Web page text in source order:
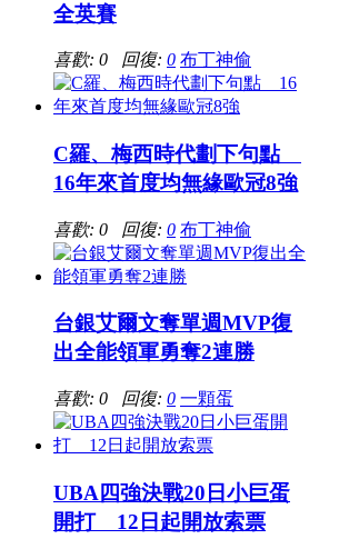
全英賽
喜歡: 0 回復: 0 布丁神偷
C羅、梅西時代劃下句點
16年來首度均無緣歐冠8強
喜歡: 0 回復: 0 布丁神偷
台銀艾爾文奪單週MVP復
出全能領軍勇奪2連勝
喜歡: 0 回復: 0 一顆蛋
UBA四強決戰20日小巨蛋
開打 12日起開放索票